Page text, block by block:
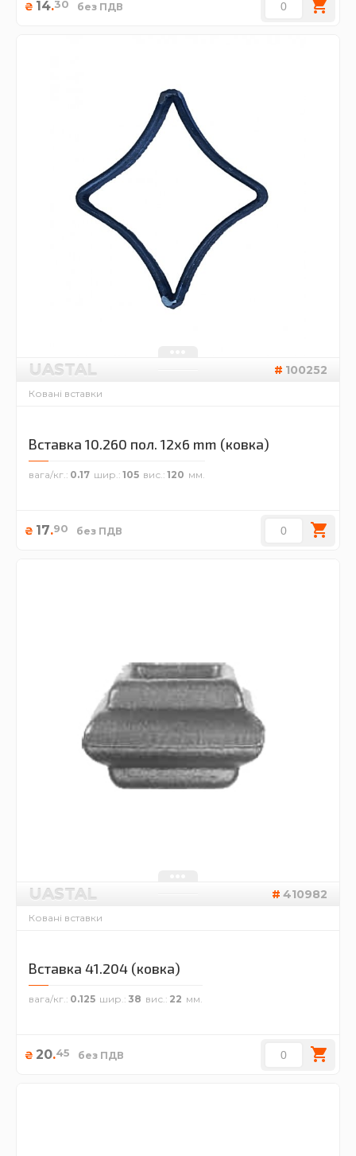
₴ 14.30 без ПДВ
UASTAL 100252
Ковані вставки
Вставка 10.260 пол. 12х6 mm (ковка)
вага/кг. 0.17 шир. 105 вис. 120
₴ 17.90 без ПДВ
UASTAL 410982
Ковані вставки
Вставка 41.204 (ковка)
вага/кг. 0.125 шир. 38 вис. 22
₴ 20.45 без ПДВ